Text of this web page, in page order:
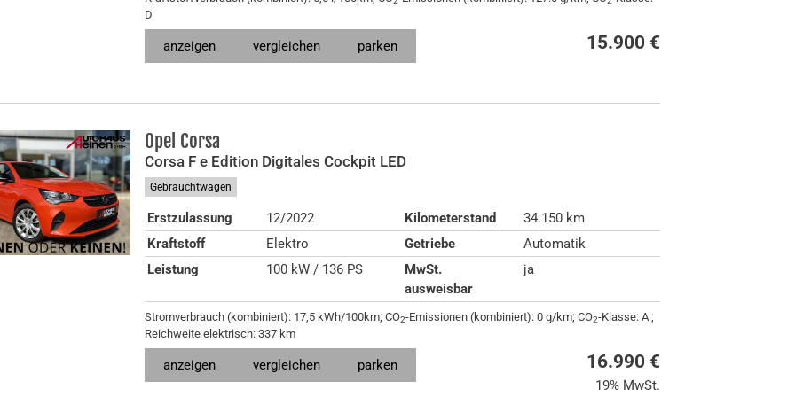
D
anzeigen vergleichen parken 15.900 €
Opel Corsa
Corsa F e Edition Digitales Cockpit LED
Gebrauchtwagen
Erstzulassung 12/2022 Kilometerstand
34.150 km
Kraftstoff
Elektro Getriebe
Automatik
Leistung
100 kW / 136 PS
MwSt.
ausweisbar
ja
Stromverbrauch (kombiniert): 17,5 kWh/100km;CO2-Emissionen (kombiniert):0 g/km;CO2-Klasse:A;
Reichweite elektrisch:337 km
anzeigen vergleichen parken 16.990 €
19% MwSt.